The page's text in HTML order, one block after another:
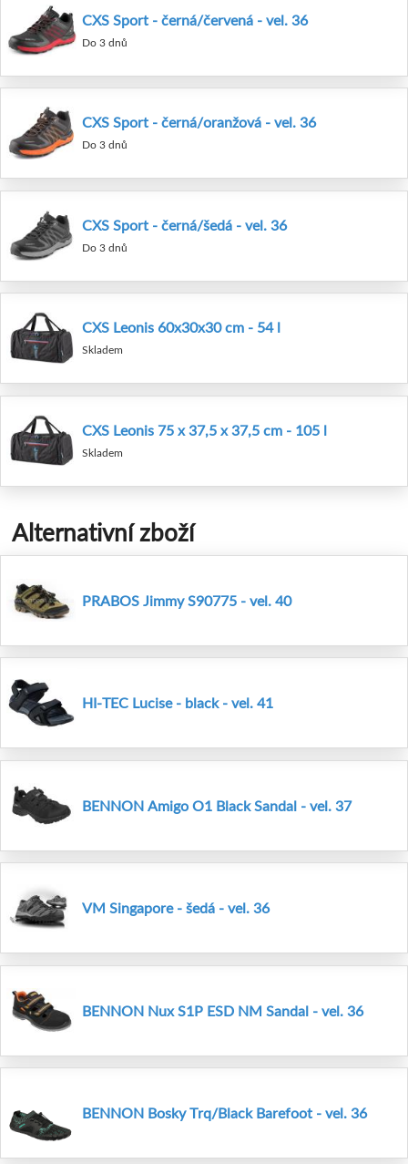
CXS Sport - černá/červená - vel. 36
Do 3 dnů
CXS Sport - černá/oranžová - vel. 36
Do 3 dnů
CXS Sport - černá/šedá - vel. 36
Do 3 dnů
CXS Leonis 60x30x30 cm - 54 l
Skladem
CXS Leonis 75 x 37,5 x 37,5 cm - 105 l
Skladem
Alternativní zboží
PRABOS Jimmy S90775 - vel. 40
HI-TEC Lucise - black - vel. 41
BENNON Amigo O1 Black Sandal - vel. 37
VM Singapore - šedá - vel. 36
BENNON Nux S1P ESD NM Sandal - vel. 36
BENNON Bosky Trq/Black Barefoot - vel. 36